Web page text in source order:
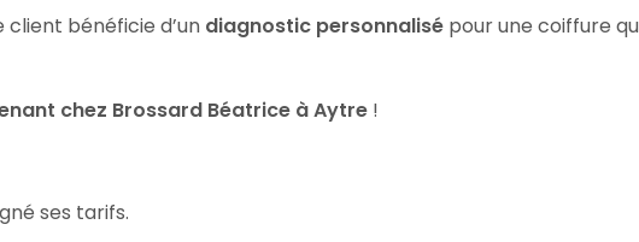
client bénéficie d’un diagnostic personnalisé pour une coiffure
chez Brossard Béatrice à Aytre !
ses tarifs.